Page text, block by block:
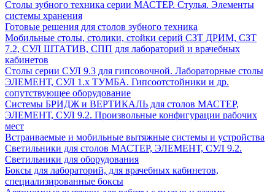
Столы зубного техника серии МАСТЕР. Стулья. Элементы
системы хранения
Готовые решения для столов зубного техника
Мобильные столы, столики, стойки серий СЗТ ДРИМ, СЗТ
7.2, СУЛ ШТАТИВ, СПП для лабораторий и врачебных
кабинетов
Столы серии СУЛ 9.3 для гипсовочной. Лабораторные столы
ЭЛЕМЕНТ, СУЛ 1.х ТУМБА. Гипсоотстойники и др.
сопутствующее оборудование
Системы БРИДЖ и ВЕРТИКАЛЬ для столов МАСТЕР,
ЭЛЕМЕНТ, СУЛ 9.2. Произвольные конфигурации рабочих
мест
Встраиваемые и мобильные вытяжные системы и устройства
Светильники для столов МАСТЕР, ЭЛЕМЕНТ, СУЛ 9.2.
Светильники для оборудования
Боксы для лабораторий, для врачебных кабинетов,
специализированные боксы